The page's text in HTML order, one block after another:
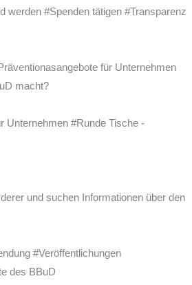
werden #Spenden tätigen #Transparenz
für Unternehmen
macht?
Unternehmen #Runde Tische -
und suchen Informationen über den
#Veröffentlichungen
des BBuD